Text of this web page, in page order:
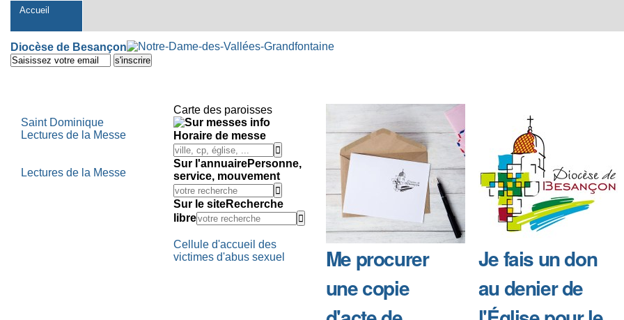
Navigation
Accueil
Outils
personnels
Diocèse de Besançon
Aller
Saint Dominique
Lectures de la Messe
Lectures de la Messe
Carte des paroisses
Horaire de messe
Sur l'annuairePersonne,
service, mouvement
Sur le siteRecherche
libre
Cellule d'accueil des
victimes d'abus sexuel
Me procurer
une copie
Je fais un don
au denier de